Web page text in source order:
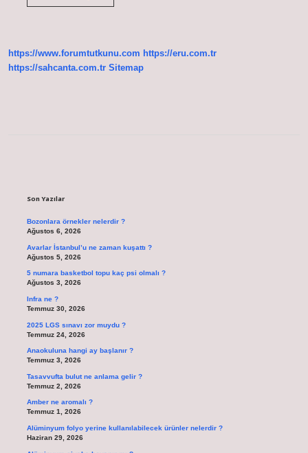
https://www.forumtutkunu.com https://eru.com.tr
https://sahcanta.com.tr Sitemap
Son Yazılar
Bozonlara örnekler nelerdir ?
Ağustos 6, 2026
Avarlar İstanbul’u ne zaman kuşattı ?
Ağustos 5, 2026
5 numara basketbol topu kaç psi olmalı ?
Ağustos 3, 2026
Infra ne ?
Temmuz 30, 2026
2025 LGS sınavı zor muydu ?
Temmuz 24, 2026
Anaokuluna hangi ay başlanır ?
Temmuz 3, 2026
Tasavvufta bulut ne anlama gelir ?
Temmuz 2, 2026
Amber ne aromalı ?
Temmuz 1, 2026
Alüminyum folyo yerine kullanılabilecek ürünler nelerdir ?
Haziran 29, 2026